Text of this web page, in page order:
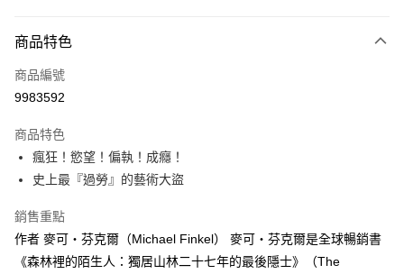
信用卡一次付款
運送方式
付款後全家取貨
每筆NT$60，滿NT$499(含以上)免運費
付款後7-11取貨
每筆NT$60，滿NT$499(含以上)免運費
宅配
每筆NT$100，滿NT$499(含以上)免運費
商品特色
商品編號
9983592
商品特色
瘋狂！慾望！偏執！成癮！
史上最『過勞』的藝術大盜
銷售重點
作者 麥可‧芬克爾（Michael Finkel） 麥可‧芬克爾是全球暢銷書
《森林裡的陌生人：獨居山林二十七年的最後隱士》（The